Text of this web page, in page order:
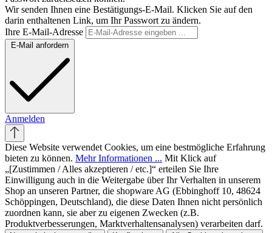
Wir senden Ihnen eine Bestätigungs-E-Mail. Klicken Sie auf den
darin enthaltenen Link, um Ihr Passwort zu ändern.
Ihre E-Mail-Adresse
E-Mail anfordern
Anmelden
Diese Website verwendet Cookies, um eine bestmögliche Erfahrung
bieten zu können. Mehr Informationen ... Mit Klick auf
„[Zustimmen / Alles akzeptieren / etc.]“ erteilen Sie Ihre
Einwilligung auch in die Weitergabe über Ihr Verhalten in unserem
Shop an unseren Partner, die shopware AG (Ebbinghoff 10, 48624
Schöppingen, Deutschland), die diese Daten Ihnen nicht persönlich
zuordnen kann, sie aber zu eigenen Zwecken (z.B.
Produktverbesserungen, Marktverhaltensanalysen) verarbeiten darf.